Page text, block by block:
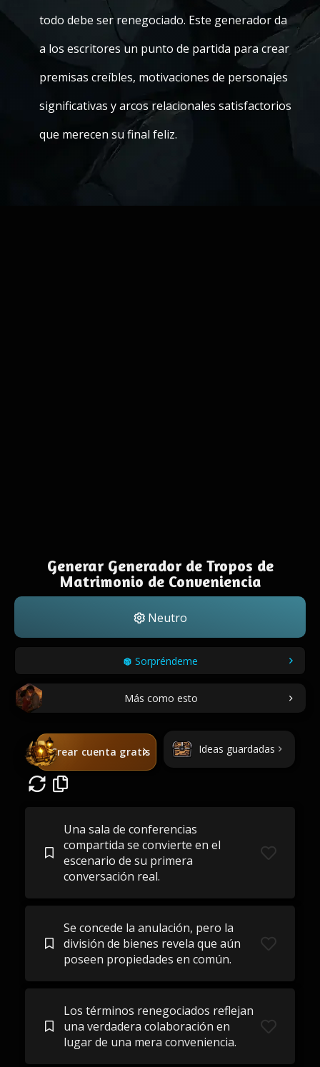
todo debe ser renegociado. Este generador da
a los escritores un punto de partida para crear
premisas creíbles, motivaciones de personajes
significativas y arcos relacionales satisfactorios
que merecen su final feliz.
Generar Generador de Tropos de
Matrimonio de Conveniencia
Neutro
Sorpréndeme
Más como esto
Crear cuenta gratis Ideas guardadas
Una sala de conferencias
compartida se convierte en el
escenario de su primera
conversación real.
Se concede la anulación, pero la
división de bienes revela que aún
poseen propiedades en común.
Los términos renegociados reflejan
una verdadera colaboración en
lugar de una mera conveniencia.